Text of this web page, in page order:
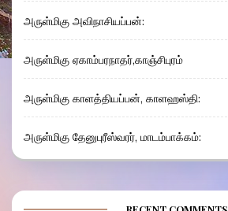
அருள்மிகு அவிநாசியப்பன்:
அருள்மிகு ஏகாம்பரநாதர்,காஞ்சிபுரம்
அருள்மிகு காளத்தியப்பன், காளஹஸ்தி:
அருள்மிகு தேனுபுரீஸ்வரர், மாடம்பாக்கம்: